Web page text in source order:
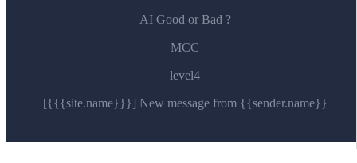
AI Good or Bad ?
MCC
level4
[{{{site.name}}}] New message from {{sender.name}}